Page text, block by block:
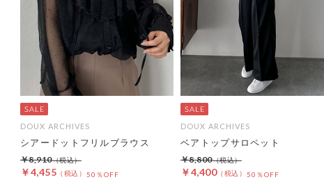
DOUX ARCHIVES
シアードットフリルブラウス
￥4,455 50％OFF
￥8,910
DOUX ARCHIVES
ベアトップサロペット
￥4,400 50％OFF
￥8,800